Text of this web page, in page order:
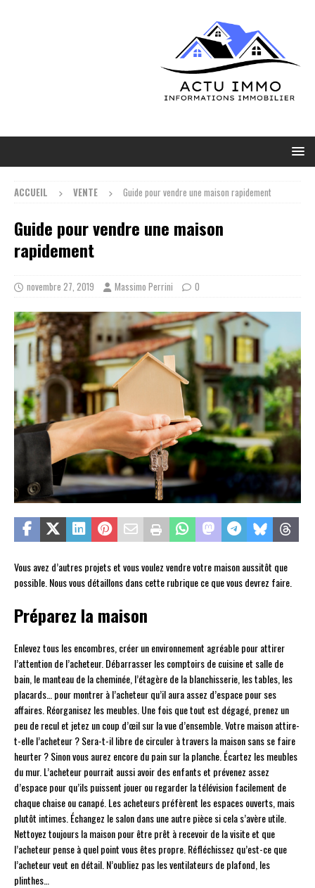
ACCUEIL VENTE Guide pour vendre une maison rapidement
Guide pour vendre une maison
rapidement
novembre 27, 2019 Massimo Perrini 0
Vous avez d’autres projets et vous voulez vendre votre maison aussitôt que
possible. Nous vous détaillons dans cette rubrique ce que vous devrez faire.
Préparez la maison
Enlevez tous les encombres, créer un environnement agréable pour attirer
l’attention de l’acheteur. Débarrasser les comptoirs de cuisine et salle de
bain, le manteau de la cheminée, l’étagère de la blanchisserie, les tables, les
placards… pour montrer à l’acheteur qu’il aura assez d’espace pour ses
affaires. Réorganisez les meubles. Une fois que tout est dégagé, prenez un
peu de recul et jetez un coup d’œil sur la vue d’ensemble. Votre maison attire-
t-elle l’acheteur ? Sera-t-il libre de circuler à travers la maison sans se faire
heurter ? Sinon vous aurez encore du pain sur la planche. Écartez les meubles
du mur. L’acheteur pourrait aussi avoir des enfants et prévenez assez
d’espace pour qu’ils puissent jouer ou regarder la télévision facilement de
chaque chaise ou canapé. Les acheteurs préfèrent les espaces ouverts, mais
plutôt intimes. Échangez le salon dans une autre pièce si cela s’avère utile.
Nettoyez toujours la maison pour être prêt à recevoir de la visite et que
l’acheteur pense à quel point vous êtes propre. Réfléchissez qu’est-ce que
l’acheteur veut en détail. N’oubliez pas les ventilateurs de plafond, les
plinthes…